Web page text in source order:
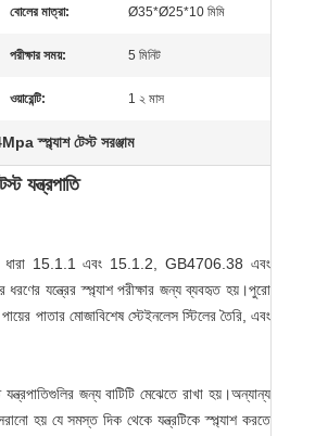
বোলের মাত্রা: Ø35*Ø25*10 মিমি
পরীক্ষার সময়: 5 মিনিট
ওয়ারেন্টি: 1 ২ মাস
স্প্ল্যাশ টেস্ট সরঞ্জাম
যন্ত্রপাতি
ধারা 15.1.1 এবং 15.1.2, GB4706.38 এবং
যন্ত্রের স্প্ল্যাশ পরীক্ষার জন্য ব্যবহৃত হয়।পুরো
পাতার মোজাবিশেষ স্টেইনলেস স্টিলের তৈরি, এবং
জন্য বাটিটি মেঝেতে রাখা হয়।অন্যান্য
হয় যে সমস্ত দিক থেকে যন্ত্রটিকে স্প্ল্যাশ করতে